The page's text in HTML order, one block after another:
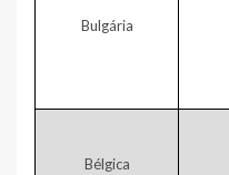
Bulgária
Bélgica